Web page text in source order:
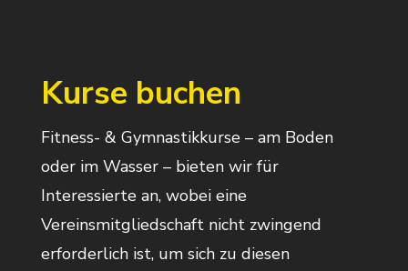
Kurse buchen
Fitness- & Gymnastikkurse – am Boden
oder im Wasser – bieten wir für
Interessierte an, wobei eine
Vereinsmitgliedschaft nicht zwingend
erforderlich ist, um sich zu diesen